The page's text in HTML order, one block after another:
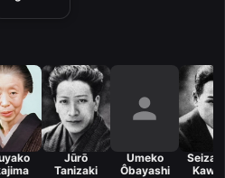
Jūrō
Tanizaki
Umeko
Ôbayashi